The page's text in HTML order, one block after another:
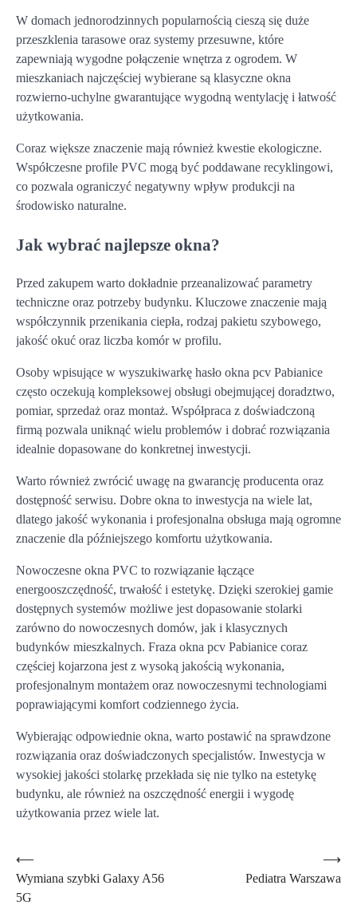
W domach jednorodzinnych popularnością cieszą się duże
przeszklenia tarasowe oraz systemy przesuwne, które
zapewniają wygodne połączenie wnętrza z ogrodem. W
mieszkaniach najczęściej wybierane są klasyczne okna
rozwierno-uchylne gwarantujące wygodną wentylację i łatwość
użytkowania.
Coraz większe znaczenie mają również kwestie ekologiczne.
Współczesne profile PVC mogą być poddawane recyklingowi,
co pozwala ograniczyć negatywny wpływ produkcji na
środowisko naturalne.
Jak wybrać najlepsze okna?
Przed zakupem warto dokładnie przeanalizować parametry
techniczne oraz potrzeby budynku. Kluczowe znaczenie mają
współczynnik przenikania ciepła, rodzaj pakietu szybowego,
jakość okuć oraz liczba komór w profilu.
Osoby wpisujące w wyszukiwarkę hasło okna pcv Pabianice
często oczekują kompleksowej obsługi obejmującej doradztwo,
pomiar, sprzedaż oraz montaż. Współpraca z doświadczoną
firmą pozwala uniknąć wielu problemów i dobrać rozwiązania
idealnie dopasowane do konkretnej inwestycji.
Warto również zwrócić uwagę na gwarancję producenta oraz
dostępność serwisu. Dobre okna to inwestycja na wiele lat,
dlatego jakość wykonania i profesjonalna obsługa mają ogromne
znaczenie dla późniejszego komfortu użytkowania.
Nowoczesne okna PVC to rozwiązanie łączące
energooszczędność, trwałość i estetykę. Dzięki szerokiej gamie
dostępnych systemów możliwe jest dopasowanie stolarki
zarówno do nowoczesnych domów, jak i klasycznych
budynków mieszkalnych. Fraza okna pcv Pabianice coraz
częściej kojarzona jest z wysoką jakością wykonania,
profesjonalnym montażem oraz nowoczesnymi technologiami
poprawiającymi komfort codziennego życia.
Wybierając odpowiednie okna, warto postawić na sprawdzone
rozwiązania oraz doświadczonych specjalistów. Inwestycja w
wysokiej jakości stolarkę przekłada się nie tylko na estetykę
budynku, ale również na oszczędność energii i wygodę
użytkowania przez wiele lat.
Nawigacja
wpisu
⟵
Wymiana szybki Galaxy A56
5G
Pediatra Warszawa
⟶